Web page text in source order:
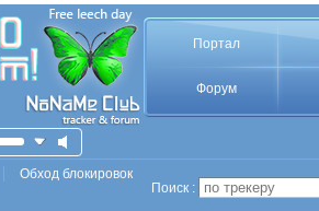
Портал
Форум
Обход блокировок
Поиск :